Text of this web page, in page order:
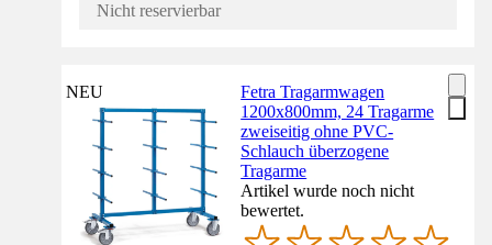
Nicht reservierbar
NEU
Fetra Tragarmwagen
1200x800mm, 24 Tragarme
zweiseitig ohne PVC-
Schlauch überzogene
Tragarme
Artikel wurde noch nicht
bewertet.